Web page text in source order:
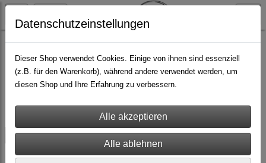
Kurse
Sortierung wählen
Filter
versandkostenfrei
Datenschutzeinstellungen
Dieser Shop verwendet Cookies. Einige von ihnen sind essenziell
(z.B. für den Warenkorb), während andere verwendet werden, um
diesen Shop und Ihre Erfahrung zu verbessern.